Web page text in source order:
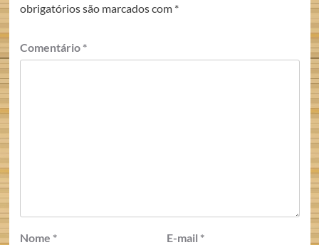
obrigatórios são marcados com *
Comentário *
Nome * E-mail *